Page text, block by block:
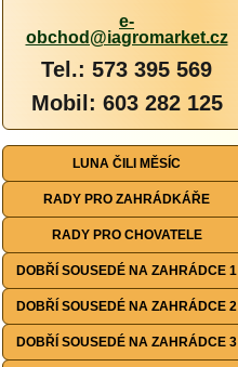
e-
obchod@iagromarket.cz
Tel.: 573 395 569
Mobil: 603 282 125
LUNA ČILI MĚSÍC
RADY PRO ZAHRÁDKÁŘE
RADY PRO CHOVATELE
DOBŘÍ SOUSEDÉ NA ZAHRÁDCE 1
DOBŘÍ SOUSEDÉ NA ZAHRÁDCE 2
DOBŘÍ SOUSEDÉ NA ZAHRÁDCE 3